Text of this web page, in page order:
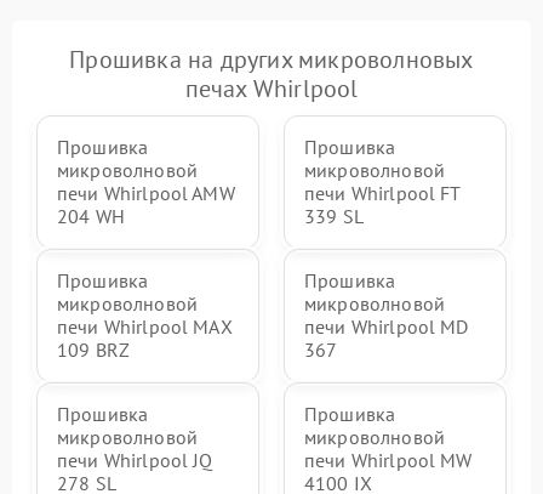
Прошивка на других микроволновых
печах Whirlpool
Прошивка
микроволновой
печи Whirlpool AMW
204 WH
Прошивка
микроволновой
печи Whirlpool FT
339 SL
Прошивка
микроволновой
печи Whirlpool MAX
109 BRZ
Прошивка
микроволновой
печи Whirlpool MD
367
Прошивка
микроволновой
печи Whirlpool JQ
278 SL
Прошивка
микроволновой
печи Whirlpool MW
4100 IX